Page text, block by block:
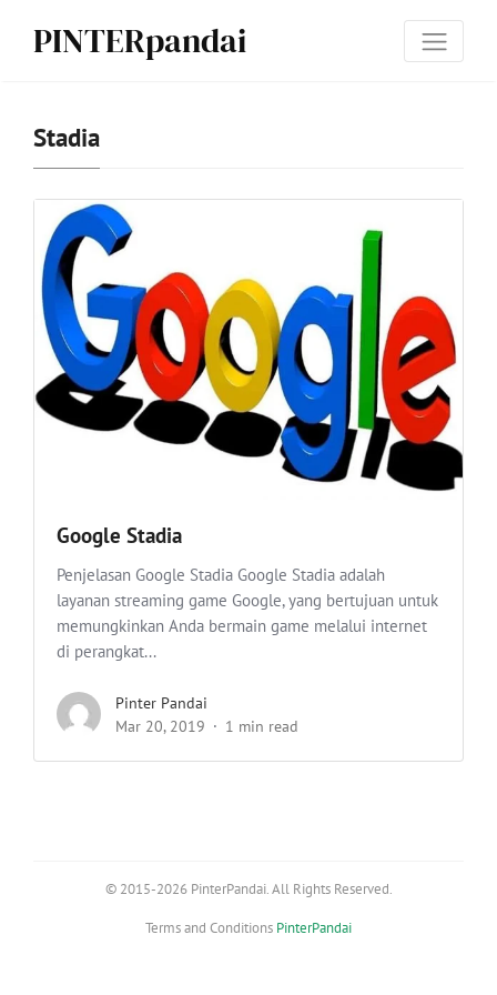
PINTERpandai
Stadia
Google Stadia
Penjelasan Google Stadia Google Stadia adalah
layanan streaming game Google, yang bertujuan untuk
memungkinkan Anda bermain game melalui internet
di perangkat...
Pinter Pandai
Mar 20, 2019
1 min read
© 2015-2026 PinterPandai. All Rights Reserved.
Terms and Conditions PinterPandai